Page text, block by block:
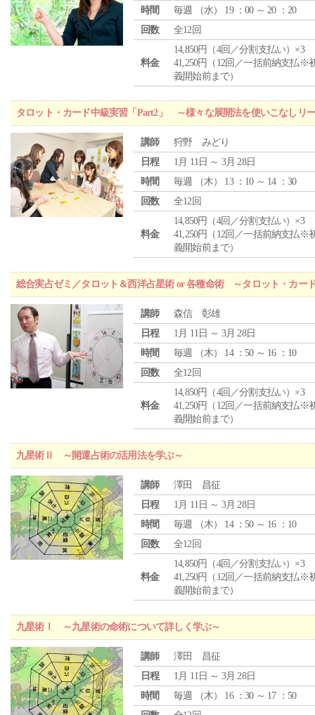
時間
毎週 （水） 19 ：00 ～ 20 ：20
回数
全12回
料金
14,850円（4回／分割支払い）×3
41,250円（12回／一括前納支払※
義開始前まで）
タロット・カード中級実習「Part2」 ～様々な展開法を使いこなしリ
講師
狩野 みどり
日程
1月 11日 ～ 3月 28日
時間
毎週 （木） 13 ：10 ～ 14 ：30
回数
全12回
料金
14,850円（4回／分割支払い）×3
41,250円（12回／一括前納支払※
義開始前まで）
総合実占ゼミ／タロット＆西洋占星術 or 各種命術 ～タロット・カー
講師
森信 彰雄
日程
1月 11日 ～ 3月 28日
時間
毎週 （木） 14 ：50 ～ 16 ：10
回数
全12回
料金
14,850円（4回／分割支払い）×3
41,250円（12回／一括前納支払※
義開始前まで）
九星術Ⅱ ～開運占術の活用法を学ぶ～
講師
澤田 昌征
日程
1月 11日 ～ 3月 28日
時間
毎週 （木） 14 ：50 ～ 16 ：10
回数
全12回
料金
14,850円（4回／分割支払い）×3
41,250円（12回／一括前納支払※
義開始前まで）
九星術Ⅰ ～九星術の命術について詳しく学ぶ～
講師
澤田 昌征
日程
1月 11日 ～ 3月 28日
時間
毎週 （木） 16 ：30 ～ 17 ：50